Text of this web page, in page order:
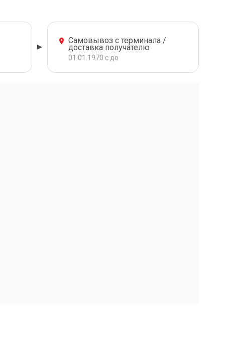
Самовывоз с терминала /
доставка получателю
01.01.1970 с до